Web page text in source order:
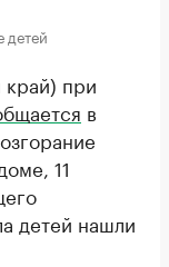
детей
при
в
11
детей нашли